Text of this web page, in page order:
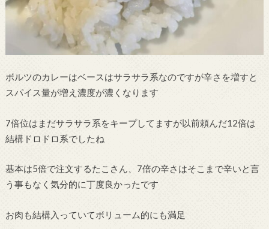
ボルツのカレーはベースはサラサラ系なのですが辛さを増すと
スパイス量が増え濃度が濃くなります
7倍位はまだサラサラ系をキープしてますが以前頼んだ12倍は
結構ドロドロ系でしたね
基本は5倍で注文するたこさん、7倍の辛さはそこまで辛いと言
う事もなく気分的に丁度良かったです
お肉も結構入っていてボリューム的にも満足